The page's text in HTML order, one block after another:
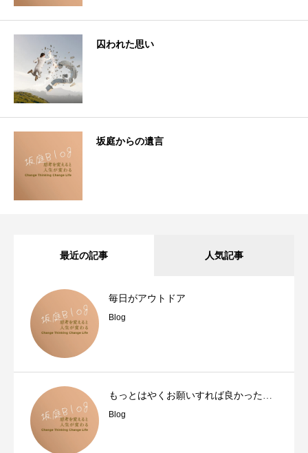
囚われた思い
坂庭からの遺言
最近の記事 人気記事
毎日がアウトドア
Blog
もっとはやくお願いすれば良かった…
Blog